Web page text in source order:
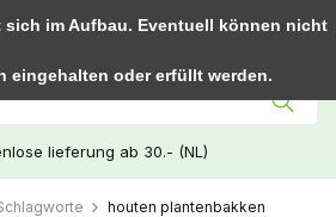
0
lieferung ab 30.- (NL)
houten plantenbakken
im Aufbau. Eventuell können nicht
eingehalten oder erfüllt werden.